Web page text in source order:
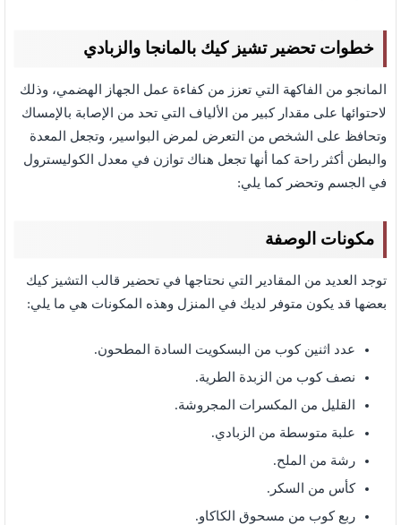
خطوات تحضير تشيز كيك بالمانجا والزبادي
المانجو من الفاكهة التي تعزز من كفاءة عمل الجهاز الهضمي، وذلك
لاحتوائها على مقدار كبير من الألياف التي تحد من الإصابة بالإمساك
وتحافظ على الشخص من التعرض لمرض البواسير، وتجعل المعدة
والبطن أكثر راحة كما أنها تجعل هناك توازن في معدل الكوليسترول
في الجسم وتحضر كما يلي:
مكونات الوصفة
توجد العديد من المقادير التي نحتاجها في تحضير قالب التشيز كيك
بعضها قد يكون متوفر لديك في المنزل وهذه المكونات هي ما يلي:
عدد اثنين كوب من البسكويت السادة المطحون.
نصف كوب من الزبدة الطرية.
القليل من المكسرات المجروشة.
علبة متوسطة من الزبادي.
رشة من الملح.
كأس من السكر.
ربع كوب من مسحوق الكاكاو.